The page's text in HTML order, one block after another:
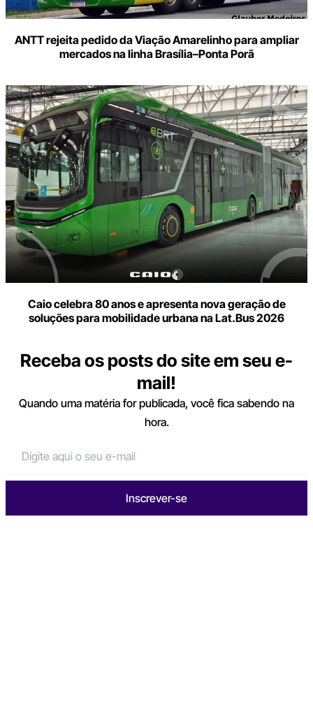
ANTT rejeita pedido da Viação Amarelinho para ampliar
mercados na linha Brasília–Ponta Porã
Caio celebra 80 anos e apresenta nova geração de
soluções para mobilidade urbana na Lat.Bus 2026
Receba os posts do site em seu e-
mail!
Quando uma matéria for publicada, você fica sabendo na
hora.
Inscrever-se